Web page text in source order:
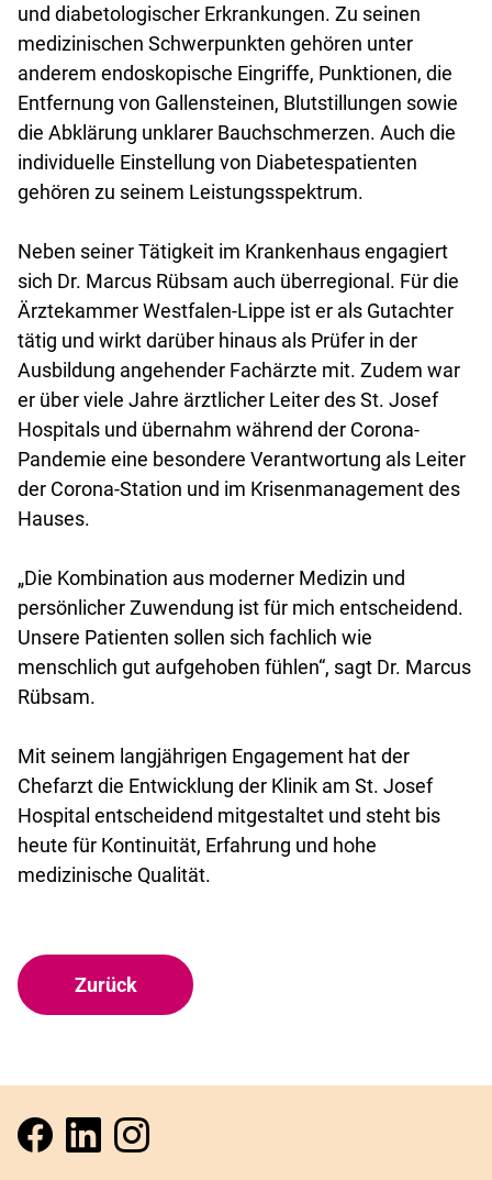
und diabetologischer Erkrankungen. Zu seinen
medizinischen Schwerpunkten gehören unter
anderem endoskopische Eingriffe, Punktionen, die
Entfernung von Gallensteinen, Blutstillungen sowie
die Abklärung unklarer Bauchschmerzen. Auch die
individuelle Einstellung von Diabetespatienten
gehören zu seinem Leistungsspektrum.
Neben seiner Tätigkeit im Krankenhaus engagiert
sich Dr. Marcus Rübsam auch überregional. Für die
Ärztekammer Westfalen-Lippe ist er als Gutachter
tätig und wirkt darüber hinaus als Prüfer in der
Ausbildung angehender Fachärzte mit. Zudem war
er über viele Jahre ärztlicher Leiter des St. Josef
Hospitals und übernahm während der Corona-
Pandemie eine besondere Verantwortung als Leiter
der Corona-Station und im Krisenmanagement des
Hauses.
„Die Kombination aus moderner Medizin und
persönlicher Zuwendung ist für mich entscheidend.
Unsere Patienten sollen sich fachlich wie
menschlich gut aufgehoben fühlen“, sagt Dr. Marcus
Rübsam.
Mit seinem langjährigen Engagement hat der
Chefarzt die Entwicklung der Klinik am St. Josef
Hospital entscheidend mitgestaltet und steht bis
heute für Kontinuität, Erfahrung und hohe
medizinische Qualität.
Zurück